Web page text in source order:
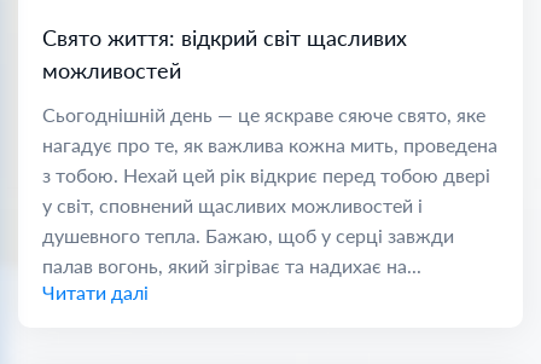
Свято життя: відкрий світ щасливих
можливостей
Сьогоднішній день — це яскраве сяюче свято, яке
нагадує про те, як важлива кожна мить, проведена
з тобою. Нехай цей рік відкриє перед тобою двері
у світ, сповнений щасливих можливостей і
душевного тепла. Бажаю, щоб у серці завжди
палав вогонь, який зігріває та надихає на...
Читати далі